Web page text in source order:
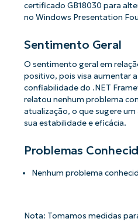
certificado GB18030 para
no Windows Presentation
Sentimento Geral
O sentimento geral em
positivo, pois visa aumentar
confiabilidade do .NET
relatou nenhum problema
atualização, o que sugere
sua estabilidade e eficácia.
Problemas
Nenhum problema
Nota: Tomamos medidas